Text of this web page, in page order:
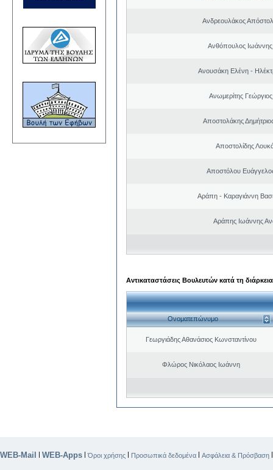
Ανδρεουλάκος
Ανθόπουλος Ιωάννης
Ανουσάκη Ελένη -
Ανωμερίτης
Αποστολάκης
Αποστολίδης
Αποστόλου
Αράπη - Καραγιάννη
Αράπης Ιωάννης
Αντικαταστάσεις Βουλευτών κατά τη
Ονοματεπώνυμο
Γεωργιάδης Αθανάσιος Κωνσταντίνου
Φλώρος Νικόλαος Ιωάννη
WEB-Mail | WEB-Apps |Όροι χρήσης | Προσωπικά δεδομένα | Ασφάλεια & Πρόσβαση